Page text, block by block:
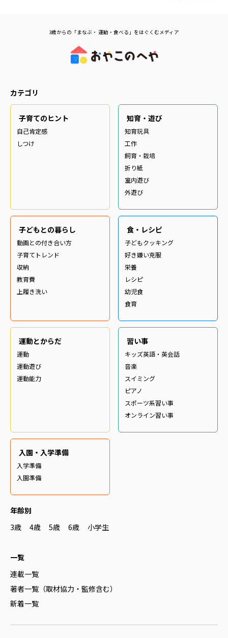
3歳からの「まなぶ・ 運動・食べる」をはぐくむメディア
カテゴリ
子育てのヒント
自己肯定感
しつけ
知育・遊び
知育玩具
工作
飼育・栽培
折り紙
室内遊び
外遊び
子どもとの暮らし
動画との付き合い方
子育てトレンド
収納
教育費
上履き洗い
食・レシピ
子どもクッキング
好き嫌い克服
栄養
レシピ
幼児食
食育
運動とからだ
運動
運動遊び
運動能力
習い事
キッズ英語・英会話
音楽
スイミング
ピアノ
スポーツ系習い事
オンライン習い事
入園・入学準備
入学準備
入園準備
年齢別
3歳
4歳 5歳 6歳 小学生
一覧
連載一覧
著者一覧（取材協力・監修含む）
新着一覧